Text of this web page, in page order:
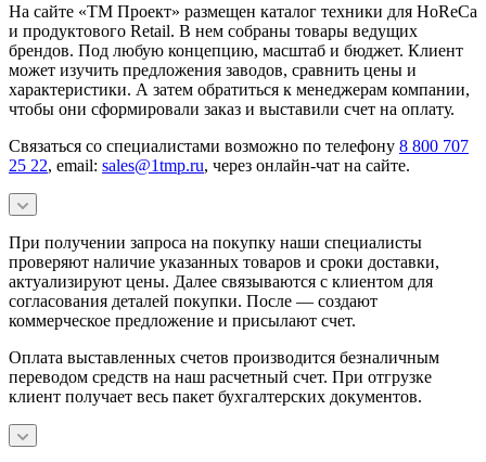
На сайте «ТМ Проект» размещен каталог техники для HoReCa
и продуктового Retail. В нем собраны товары ведущих
брендов. Под любую концепцию, масштаб и бюджет. Клиент
может изучить предложения заводов, сравнить цены и
характеристики. А затем обратиться к менеджерам компании,
чтобы они сформировали заказ и выставили счет на оплату.
Связаться со специалистами возможно по телефону 8 800 707
25 22, email: sales@1tmp.ru, через онлайн-чат на сайте.
При получении запроса на покупку наши специалисты
проверяют наличие указанных товаров и сроки доставки,
актуализируют цены. Далее связываются с клиентом для
согласования деталей покупки. После — создают
коммерческое предложение и присылают счет.
Оплата выставленных счетов производится безналичным
переводом средств на наш расчетный счет. При отгрузке
клиент получает весь пакет бухгалтерских документов.